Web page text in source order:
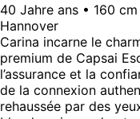
40 Jahre ans • 160 cm
Hannover
Carina incarne le
premium de Capsai
l’assurance et la
de la connexion
rehaussée par des